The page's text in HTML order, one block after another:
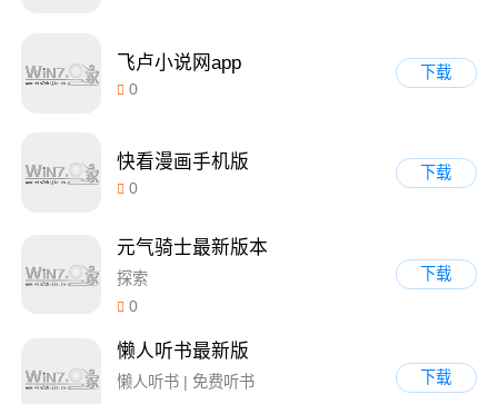
飞卢小说网app
0
下载
快看漫画手机版
0
下载
元气骑士最新版本
探索
0
下载
懒人听书最新版
懒人听书 | 免费听书
下载